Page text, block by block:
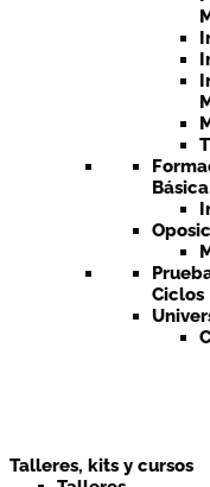
Básica
Ciclos
Talleres, kits y cursos